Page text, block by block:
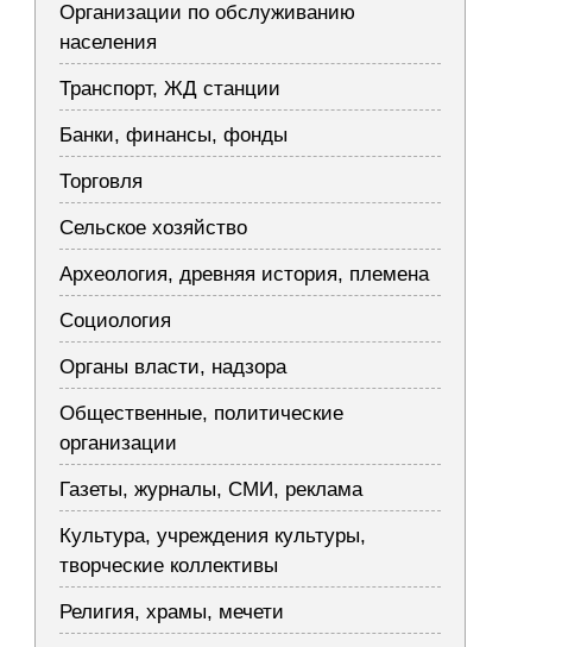
Организации по обслуживанию
населения
Транспорт, ЖД станции
Банки, финансы, фонды
Торговля
Сельское хозяйство
Археология, древняя история, племена
Социология
Органы власти, надзора
Общественные, политические
организации
Газеты, журналы, СМИ, реклама
Культура, учреждения культуры,
творческие коллективы
Религия, храмы, мечети